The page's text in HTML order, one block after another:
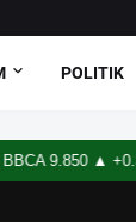
POLITIK
▲ +0.30% |